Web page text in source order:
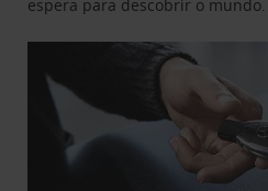
espera para descobrir o mundo.